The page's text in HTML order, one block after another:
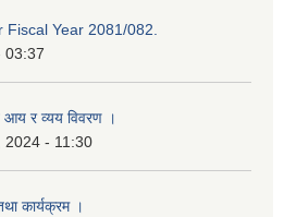
Fiscal Year 2081/082.
03:37
र व्यय विवरण ।
2024 - 11:30
कार्यक्रम ।